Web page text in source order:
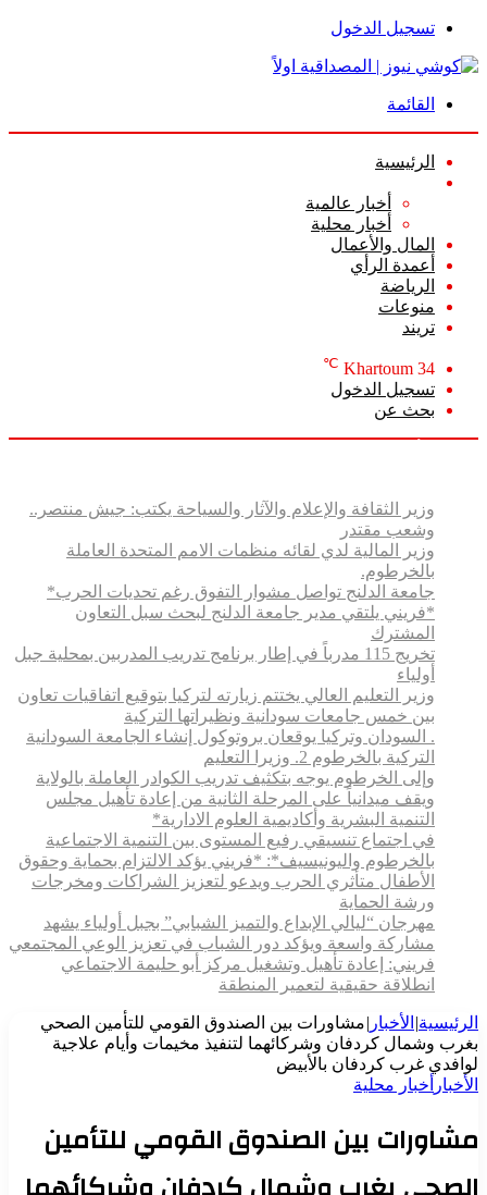
تسجيل الدخول
القائمة
الرئيسية
أخبار عالمية
أخبار محلية
المال والأعمال
أعمدة الرأي
الرياضة
منوعات
تريند
Khartoum 34
℃
تسجيل الدخول
بحث عن
وزير الثقافة والإعلام والآثار والسياحة يكتب: جيش منتصر..
وشعب مقتدر
وزير المالية لدي لقائه منظمات الامم المتحدة العاملة
بالخرطوم.
جامعة الدلنج تواصل مشوار التفوق رغم تحديات الحرب*
*فريني يلتقي مدير جامعة الدلنج لبحث سبل التعاون
المشترك
تخريج 115 مدرباً في إطار برنامج تدريب المدربين بمحلية جبل
أولياء
وزير التعليم العالي يختتم زيارته لتركيا بتوقيع اتفاقيات تعاون
بين خمس جامعات سودانية ونظيراتها التركية
. السودان وتركيا يوقعان بروتوكول إنشاء الجامعة السودانية
التركية بالخرطوم 2. وزيرا التعليم
وإلى الخرطوم يوجه بتكثيف تدريب الكوادر العاملة بالولاية
ويقف ميدانياً على المرحلة الثانية من إعادة تأهيل مجلس
التنمية البشرية وأكاديمية العلوم الادارية*
في اجتماع تنسيقي رفيع المستوى بين التنمية الاجتماعية
بالخرطوم واليونيسيف*: *​فريني يؤكد الالتزام بحماية وحقوق
الأطفال متأثري الحرب ويدعو لتعزيز الشراكات ومخرجات
ورشة الحماية
مهرجان “ليالي الإبداع والتميز الشبابي” بجبل أولياء يشهد
مشاركة واسعة ويؤكد دور الشباب في تعزيز الوعي المجتمعي
فريني: إعادة تأهيل وتشغيل مركز أبو حليمة الاجتماعي
انطلاقة حقيقية لتعمير المنطقة
الرئيسية| الأخبار |مشاورات بين الصندوق القومي للتأمين الصحي
بغرب وشمال كردفان وشركائهما لتنفيذ مخيمات وأيام علاجية
لوافدي غرب كردفان بالأبيض
الأخبار أخبار محلية
مشاورات بين الصندوق القومي للتأمين